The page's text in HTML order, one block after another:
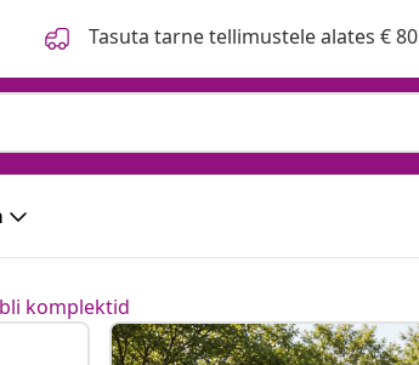
Tasuta tarne tellimustele alates € 80
komplektid